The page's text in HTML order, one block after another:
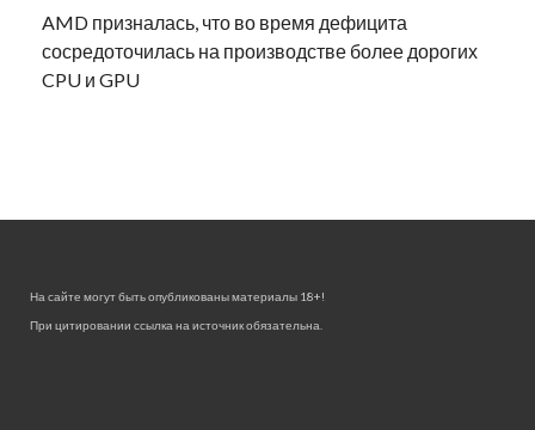
AMD призналась, что во время дефицита
сосредоточилась на производстве более дорогих
CPU и GPU
На сайте могут быть опубликованы материалы 18+!
При цитировании ссылка на источник обязательна.